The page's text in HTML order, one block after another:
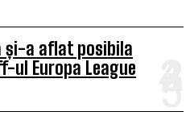
și-a aflat posibila
ul Europa League